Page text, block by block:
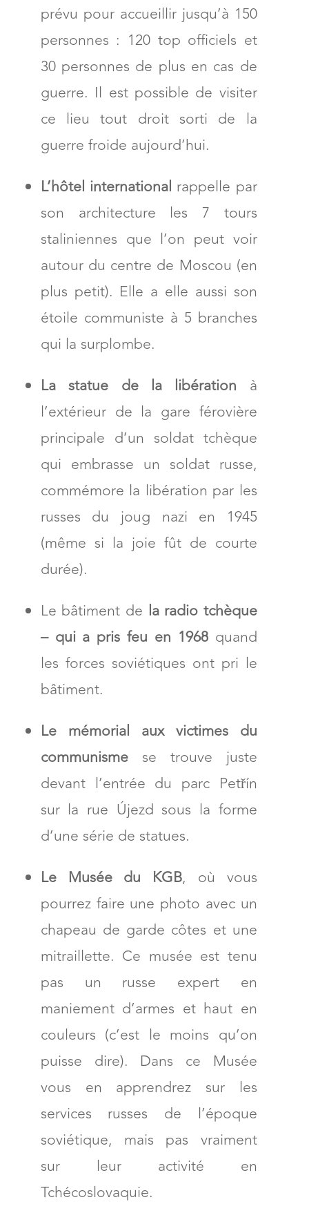
prévu pour accueillir jusqu’à 150
personnes : 120 top officiels et
30 personnes de plus en cas de
guerre. Il est possible de visiter
ce lieu tout droit sorti de la
guerre froide aujourd’hui.
L’hôtel international rappelle par
son architecture les 7 tours
staliniennes que l’on peut voir
autour du centre de Moscou (en
plus petit). Elle a elle aussi son
étoile communiste à 5 branches
qui la surplombe.
La statue de la libération à
l’extérieur de la gare férovière
principale d’un soldat tchèque
qui embrasse un soldat russe,
commémore la libération par les
russes du joug nazi en 1945
(même si la joie fût de courte
durée).
Le bâtiment de la radio tchèque
– qui a pris feu en 1968quand
les forces soviétiques ont pri le
bâtiment.
Le mémorial aux victimes du
communismese trouve juste
devant l’entrée du parc Petřín
sur la rue Újezd sous la forme
d’une série de statues.
Le Musée du KGB, où vous
pourrez faire une photo avec un
chapeau de garde côtes et une
mitraillette. Ce musée est tenu
pas un russe expert en
maniement d’armes et haut en
couleurs (c’est le moins qu’on
puisse dire). Dans ce Musée
vous en apprendrez sur les
services russes de l’époque
soviétique, mais pas vraiment
sur leur activité en
Tchécoslovaquie.